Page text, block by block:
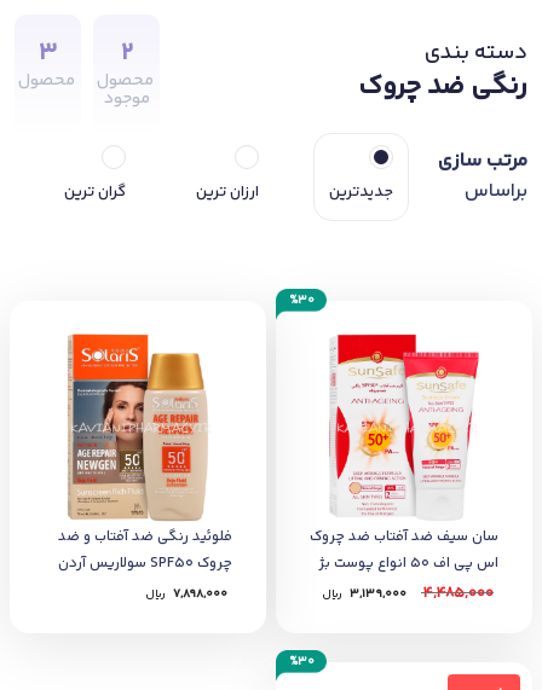
دسته بندی
رنگی ضد چروک
2
محصول
موجود
3
محصول
مرتب سازی
براساس
جدیدترین ارزان ترین گران ترین
%30
سان سیف ضد آفتاب ضد چروک
اس پی اف 50 انواع پوست بژ
طبیعی
4,485,000
3,139,000 ﷼
فلوئید رنگی ضد آفتاب و ضد
چروک SPF50 سولاریس آردن
75 میل بژ طبیعی
7,898,000 ﷼
%30